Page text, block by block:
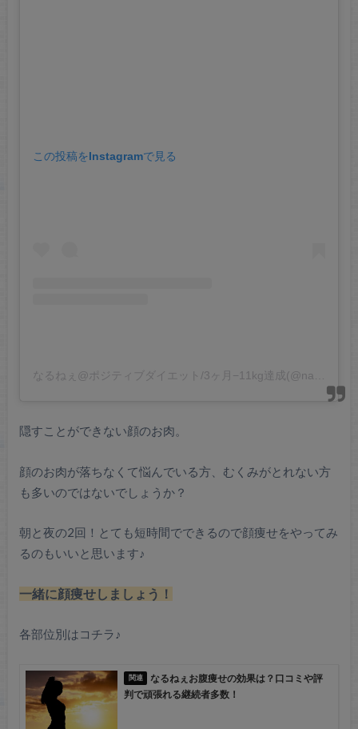
この投稿をInstagramで見る
隠すことができない顔のお肉。
顔のお肉が落ちなくて悩んでいる方、むくみがとれない方
も多いのではないでしょうか？
朝と夜の2回！とても短時間でできるので顔痩せをやってみ
るのもいいと思います♪
一緒に顔痩せしましょう！
各部位別はコチラ♪
なるねぇお腹痩せの効果は？口コミや評
判で頑張れる継続者多数！